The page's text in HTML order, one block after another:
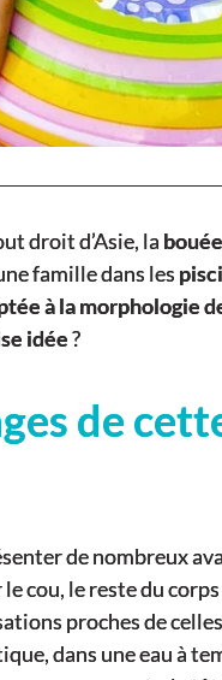
droit d’Asie, la
famille dans les
à la morphologie
idée?
de
de nombreux
le cou, le reste du
proches de
dans une eau à